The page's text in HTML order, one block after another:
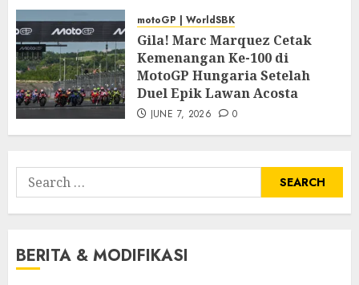
motoGP | WorldSBK
Gila! Marc Marquez Cetak
Kemenangan Ke-100 di
MotoGP Hungaria Setelah
Duel Epik Lawan Acosta
JUNE 7, 2026 0
Search
for:
BERITA & MODIFIKASI